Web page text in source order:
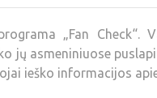
„Fan Check“.
jų asmeniniuose
ieško informacijos